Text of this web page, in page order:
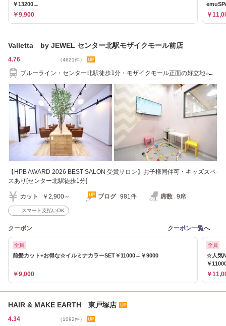
￥13200→
￥9,900 ￥
Valletta by JEWEL センター北駅モザイクモール前店
4.76 （4621件）
ブルーライン・センター北駅徒歩1分・モザイクモール正面の好立地☆
【HPB AWARD 2026 BEST SALON 受賞サロン】お子様同伴可・キッズスペ-
スあり[センター北駅徒歩1分]
カット ￥2,900～ ブログ 981件 席数 9席
スマート支払いOK
クーポン クーポン一覧へ
全員
前髪カット+お得な☆イルミナカラーSET￥11000→￥9000
￥9,000
全員
☆人気
￥
￥
HAIR & MAKE EARTH 東戸塚店
4.34 （1092件）